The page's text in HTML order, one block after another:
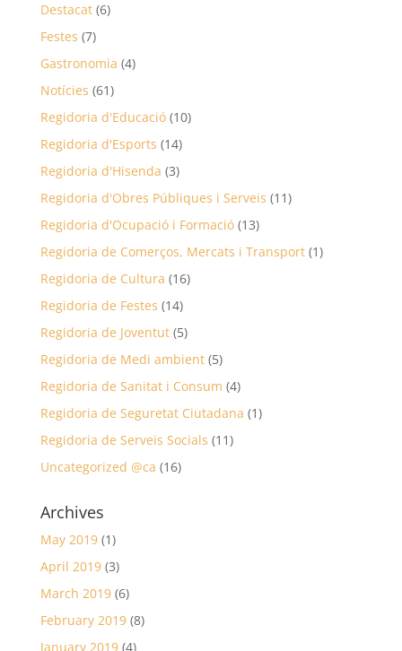
Destacat(6)
Festes (7)
Gastronomia (4)
Notícies (61)
Regidoria d'Educació(10)
Regidoria d'Esports (14)
Regidoria d'Hisenda (3)
Regidoria d'Obres Públiques i Serveis (11)
Regidoria d'Ocupació i Formació(13)
Regidoria de Comerços, Mercats i Transport(1)
Regidoria de Cultura (16)
Regidoria de Festes (14)
Regidoria de Joventut(5)
Regidoria de Medi ambient(5)
Regidoria de Sanitat i Consum (4)
Regidoria de Seguretat Ciutadana (1)
Regidoria de Serveis Socials (11)
Uncategorized @ca (16)
Archives
May 2019(1)
April 2019(3)
March 2019(6)
February 2019(8)
January 2019(4)